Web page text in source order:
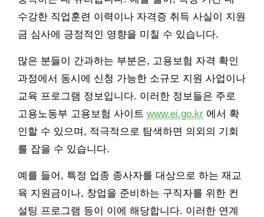
수강한 직업훈련 이력이나 자격증 취득 사실이 지원
금 심사에 긍정적인 영향을 미칠 수 있습니다.
많은 분들이 간과하는 부분은, 고용보험 자격 확인
과정에서 동시에 신청 가능한 소규모 지원 사업이나
교육 프로그램 정보입니다. 이러한 정보들은 주로
고용노동부 고용보험 사이트 www.ei.go.kr 에서 확
인할 수 있으며, 적극적으로 탐색하면 의외의 기회
를 잡을 수 있습니다.
예를 들어, 특정 업종 종사자를 대상으로 하는 재교
육 지원금이나, 창업을 준비하는 구직자를 위한 컨
설팅 프로그램 등이 이에 해당합니다. 이러한 연계